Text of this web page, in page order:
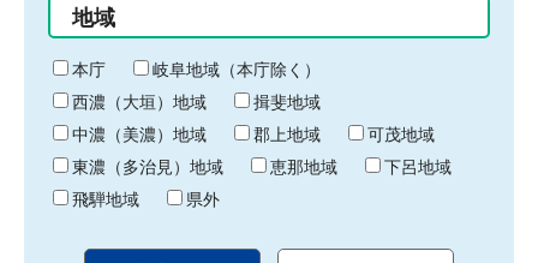
り
終
わ
り
地域
本庁
岐阜地域（本庁除く）
西濃（大垣）地域
揖斐地域
中濃（美濃）地域
郡上地域
可茂地域
東濃（多治見）地域
恵那地域
下呂地域
飛騨地域
県外